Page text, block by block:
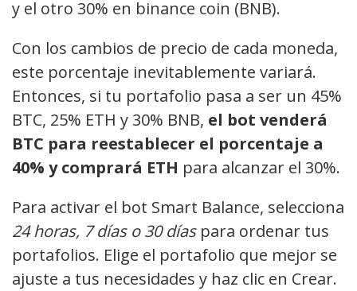
y el otro 30% en binance coin (BNB).
Con los cambios de precio de cada moneda,
este porcentaje inevitablemente variará.
Entonces, si tu portafolio pasa a ser un 45%
BTC, 25% ETH y 30% BNB, el bot venderá
BTC para reestablecer el porcentaje a
40% y comprará ETH para alcanzar el 30%.
Para activar el bot Smart Balance, selecciona
24 horas, 7 días o 30 díaspara ordenar tus
portafolios. Elige el portafolio que mejor se
ajuste a tus necesidades y haz clic en Crear.